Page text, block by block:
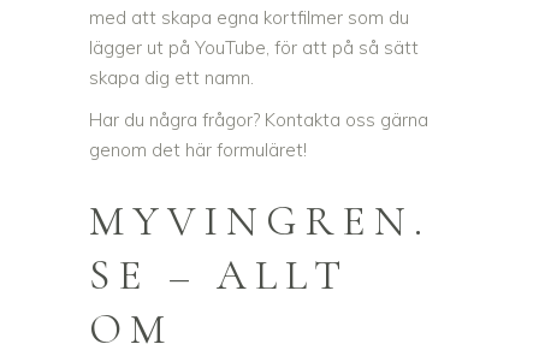
med att skapa egna kortfilmer som du
lägger ut på YouTube, för att på så sätt
skapa dig ett namn.
Har du några frågor? Kontakta oss gärna
genom det här formuläret!
MYVINGREN.
SE – ALLT
OM